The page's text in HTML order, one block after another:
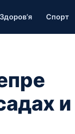
Здоров’я Спорт
и